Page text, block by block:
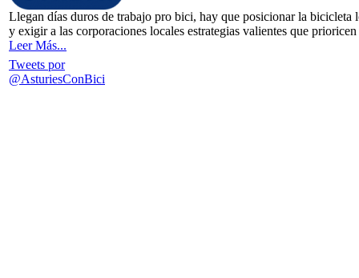
Llegan días duros de trabajo pro bici, hay que posicionar la
y exigir a las corporaciones locales estrategias valientes que
Leer Más...
Tweets por
@AsturiesConBici